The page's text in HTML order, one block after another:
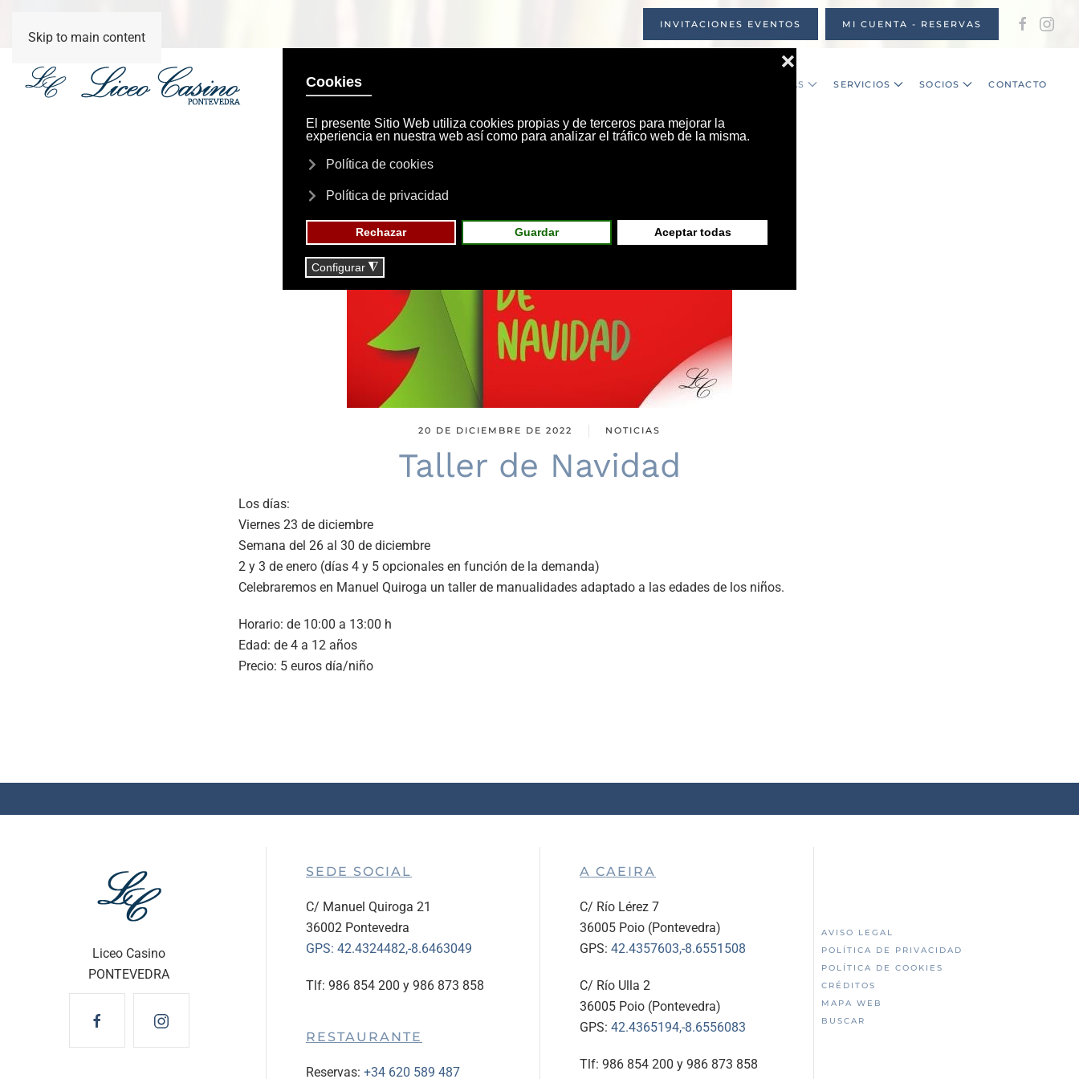
Skip to main content
INVITACIONES EVENTOS MI CUENTA - RESERVAS
NOTICIAS SERVICIOS SOCIOS CONTACTO
20 DE DICIEMBRE DE 2022 NOTICIAS
Taller de Navidad
Los días:
Viernes 23 de diciembre
Semana del 26 al 30 de diciembre
2 y 3 de enero (días 4 y 5 opcionales en función de la demanda)
Celebraremos en Manuel Quiroga un taller de manualidades adaptado a las edades de los niños.
Horario: de 10:00 a 13:00 h
Edad: de 4 a 12 años
Precio: 5 euros día/niño
Liceo Casino
PONTEVEDRA
SEDE SOCIAL
C/ Manuel Quiroga 21
36002 Pontevedra
GPS: 42.4324482,-8.6463049
Tlf: 986 854 200 y 986 873 858
RESTAURANTE
Reservas: +34 620 589 487
A CAEIRA
C/ Río Lérez 7
36005 Poio (Pontevedra)
GPS: 42.4357603,-8.6551508
C/ Río Ulla 2
36005 Poio (Pontevedra)
GPS: 42.4365194,-8.6556083
Tlf: 986 854 200 y 986 873 858
AVISO LEGAL
POLÍTICA DE PRIVACIDAD
POLÍTICA DE COOKIES
CRÉDITOS
MAPA WEB
BUSCAR